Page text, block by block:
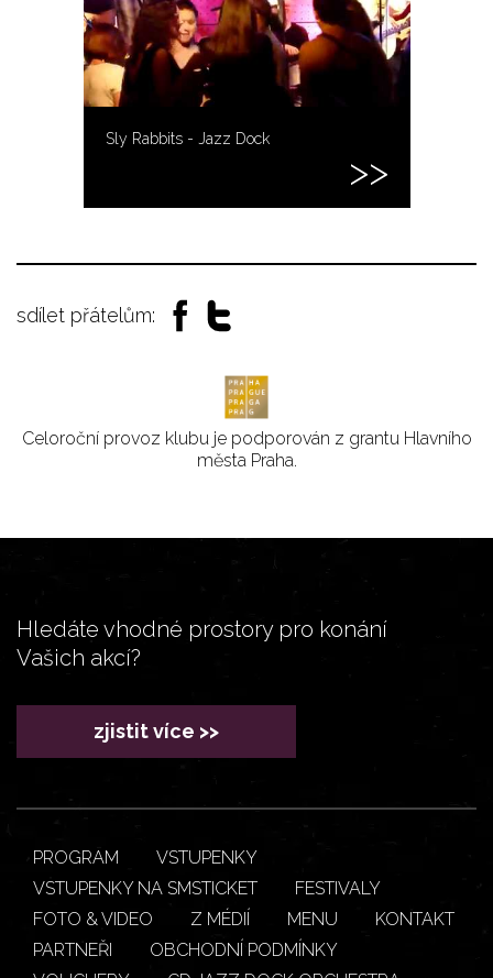
Sly Rabbits - Jazz Dock
sdílet přátelům:
Celoroční provoz klubu je podporován z grantu Hlavního
města Praha.
Hledáte vhodné prostory pro konání
Vašich akcí?
zjistit více >>
PROGRAM
VSTUPENKY
VSTUPENKY NA SMSTICKET
FESTIVALY
FOTO & VIDEO
Z MÉDIÍ MENU
KONTAKT
PARTNEŘI
OBCHODNÍ PODMÍNKY